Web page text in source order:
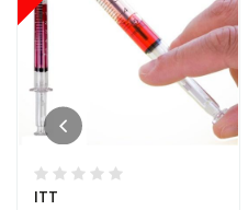
ITT